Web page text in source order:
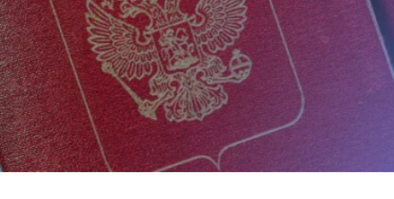
Другое